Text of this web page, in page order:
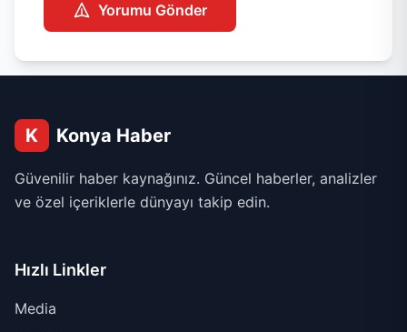
Yorumu Gönder
K Konya Haber
Güvenilir haber kaynağınız. Güncel haberler, analizler
ve özel içeriklerle dünyayı takip edin.
Hızlı Linkler
Media